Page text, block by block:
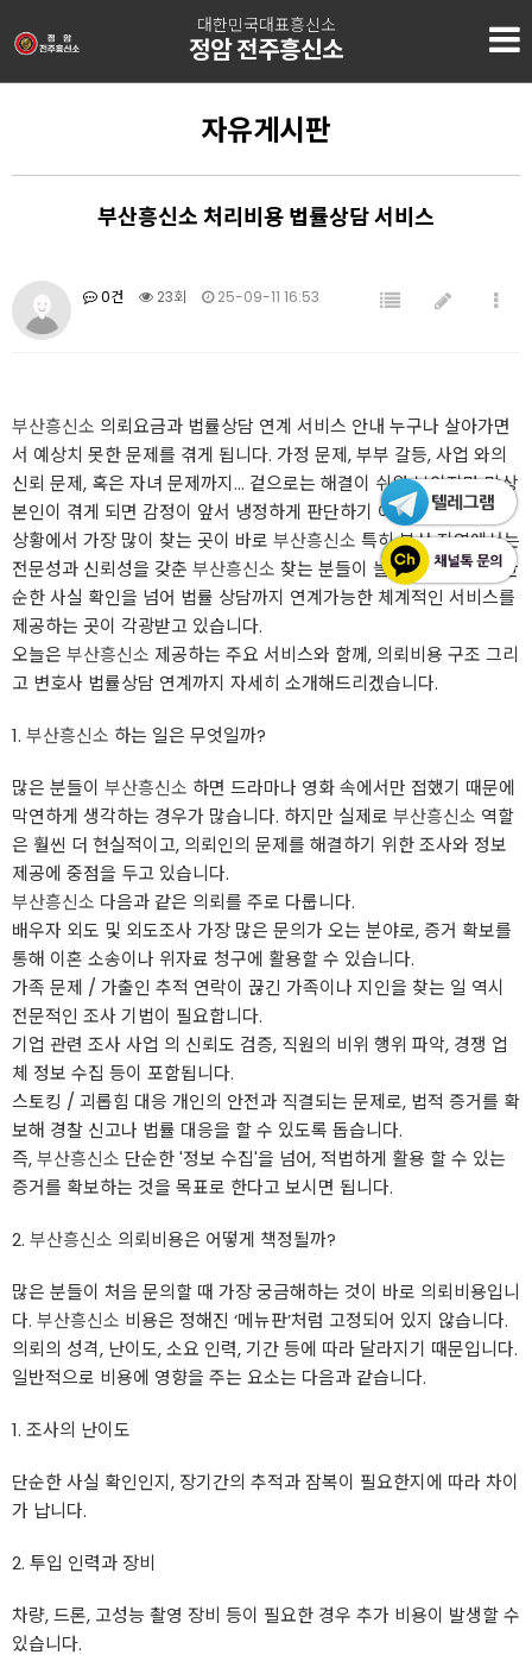
대한민국대표흥신소
정암 전주흥신소
자유게시판
부산흥신소 처리비용 법률상담 서비스
0건 23회 25-09-11 16:53
부산흥신소 의뢰요금과 법률상담 연계 서비스 안내 누구나 살아가면
서 예상치 못한 문제를 겪게 됩니다. 가정 문제, 부부 갈등, 사업 와의
신뢰 문제, 혹은 자녀 문제까지… 겉으로는 해결이 쉬워 보이지만 막상
본인이 겪게 되면 감정이 앞서 냉정하게 판단하기 어렵습니다. 이런
상황에서 가장 많이 찾는 곳이 바로 부산흥신소 특히 부산 지역에서는
전문성과 신뢰성을 갖춘 부산흥신소 찾는 분들이 늘어나고 있으며, 단
순한 사실 확인을 넘어 법률 상담까지 연계가능한 체계적인 서비스를
제공하는 곳이 각광받고 있습니다.
오늘은 부산흥신소 제공하는 주요 서비스와 함께, 의뢰비용 구조 그리
고 변호사 법률상담 연계까지 자세히 소개해드리겠습니다.
1. 부산흥신소 하는 일은 무엇일까?
많은 분들이 부산흥신소 하면 드라마나 영화 속에서만 접했기 때문에
막연하게 생각하는 경우가 많습니다. 하지만 실제로 부산흥신소 역할
은 훨씬 더 현실적이고, 의뢰인의 문제를 해결하기 위한 조사와 정보
제공에 중점을 두고 있습니다.
부산흥신소 다음과 같은 의뢰를 주로 다룹니다.
배우자 외도 및 외도조사 가장 많은 문의가 오는 분야로, 증거 확보를
통해 이혼 소송이나 위자료 청구에 활용할 수 있습니다.
가족 문제 / 가출인 추적 연락이 끊긴 가족이나 지인을 찾는 일 역시
전문적인 조사 기법이 필요합니다.
기업 관련 조사 사업 의 신뢰도 검증, 직원의 비위 행위 파악, 경쟁 업
체 정보 수집 등이 포함됩니다.
스토킹 / 괴롭힘 대응 개인의 안전과 직결되는 문제로, 법적 증거를 확
보해 경찰 신고나 법률 대응을 할 수 있도록 돕습니다.
즉,부산흥신소 단순한 '정보 수집'을 넘어, 적법하게 활용 할 수 있는
증거를 확보하는 것을 목표로 한다고 보시면 됩니다.
2. 부산흥신소 의뢰비용은 어떻게 책정될까?
많은 분들이 처음 문의할 때 가장 궁금해하는 것이 바로 의뢰비용입니
다. 부산흥신소 비용은 정해진 ‘메뉴판’처럼 고정되어 있지 않습니다.
의뢰의 성격, 난이도, 소요 인력, 기간 등에 따라 달라지기 때문입니다.
일반적으로 비용에 영향을 주는 요소는 다음과 같습니다.
1. 조사의 난이도
단순한 사실 확인인지, 장기간의 추적과 잠복이 필요한지에 따라 차이
가 납니다.
2. 투입 인력과 장비
차량, 드론, 고성능 촬영 장비 등이 필요한 경우 추가 비용이 발생할 수
있습니다.